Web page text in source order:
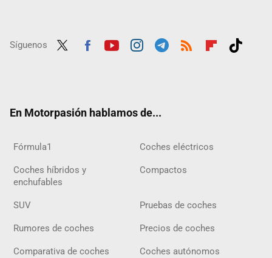
Síguenos
En Motorpasión hablamos de...
Fórmula1 Coches eléctricos
Coches híbridos y
enchufables
Compactos
SUV Pruebas de coches
Rumores de coches Precios de coches
Comparativa de coches Coches autónomos